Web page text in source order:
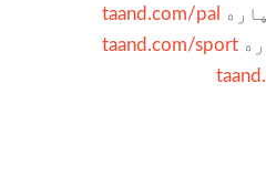
taand.com/pal
taand.com/sport